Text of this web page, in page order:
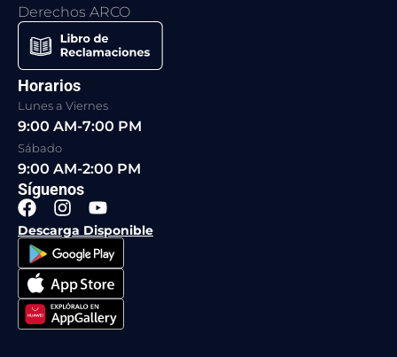
Derechos ARCO
Horarios
Lunes a Viernes
9:00 AM-7:00 PM
Sábado
9:00 AM-2:00 PM
Síguenos
F
a
c
e
b
o
o
k
I
n
s
t
a
g
r
a
Y
o
u
t
u
b
e
Descarga Disponible